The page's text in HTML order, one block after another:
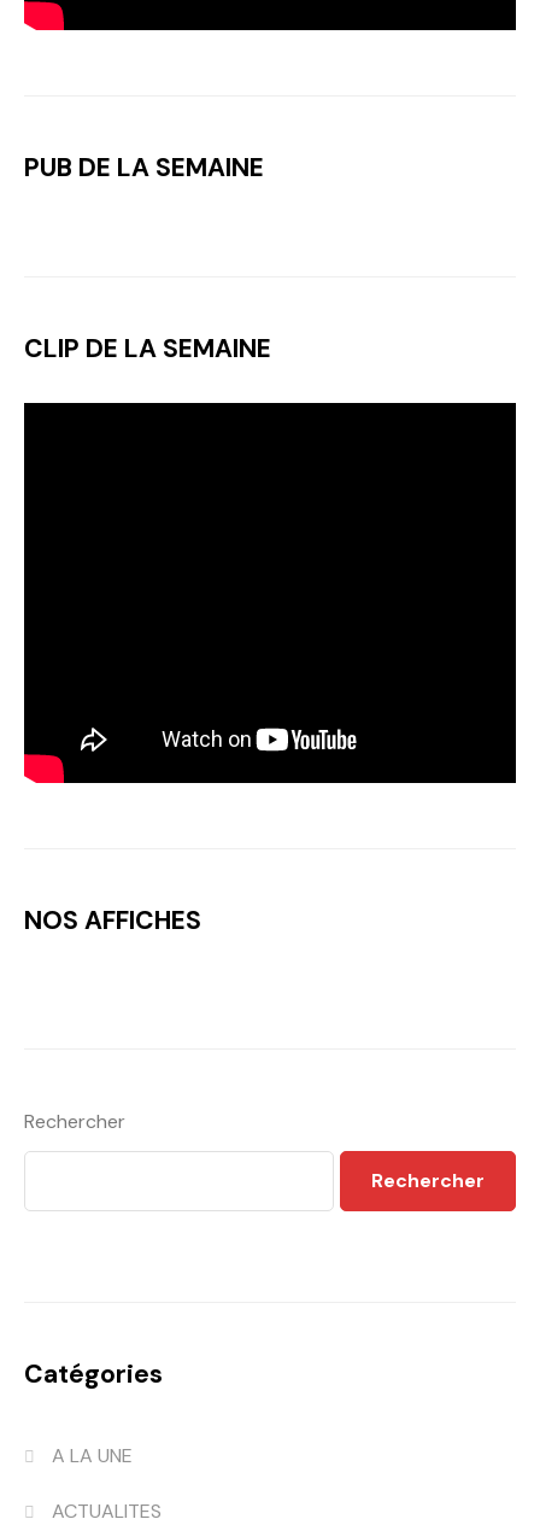
PUB DE LA SEMAINE
CLIP DE LA SEMAINE
NOS AFFICHES
Rechercher
Rechercher
Catégories
A LA UNE
ACTUALITES